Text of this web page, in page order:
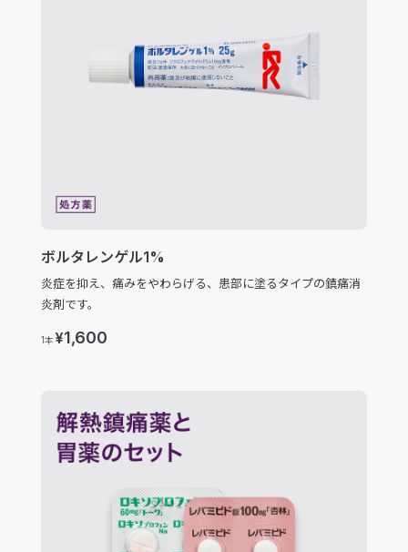
ボルタレンゲル1%
炎症を抑え、痛みをやわらげる、患部に塗るタイプの鎮痛消
炎剤です。
1本 ¥1,600